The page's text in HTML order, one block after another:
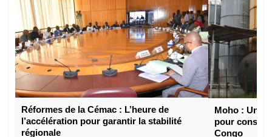
Réformes de la Cémac : L’heure de
l’accélération pour garantir la stabilité
régionale
Moho : Une
pour
Congo